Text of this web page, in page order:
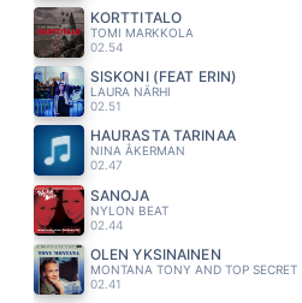
KORTTITALO
TOMI MARKKOLA
02.54
SISKONI (FEAT ERIN)
LAURA NÄRHI
02.51
HAURASTA TARINAA
NINA ÅKERMAN
02.47
SANOJA
NYLON BEAT
02.44
OLEN YKSINAINEN
MONTANA TONY AND TOP SECRET
02.41